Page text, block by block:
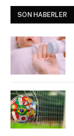
SON HABERLER